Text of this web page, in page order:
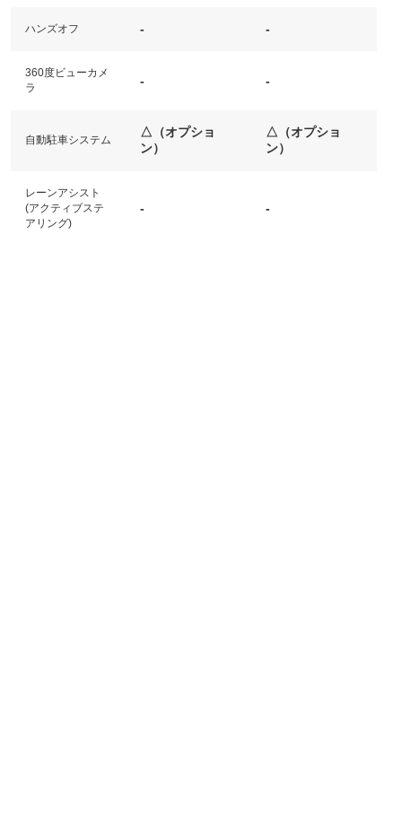
ハンズオフ - -
360度ビューカメ
ラ
- -
自動駐車システム
△（オプショ
ン）
△（オプショ
ン）
レーンアシスト
(アクティブステ
アリング)
- -